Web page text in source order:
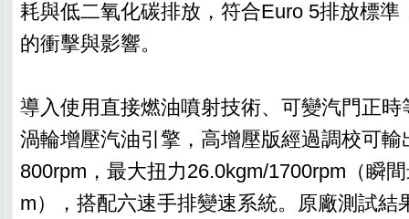
耗與低二氧化碳排放，符合Euro 5排放標準
的衝擊與影響。
導入使用直接燃油噴射技術、可變汽門正時
渦輪增壓汽油引擎，高增壓版經過調校可輸
800rpm，最大扭力26.0kgm/1700rpm（瞬
m），搭配六速手排變速系統。原廠測試結